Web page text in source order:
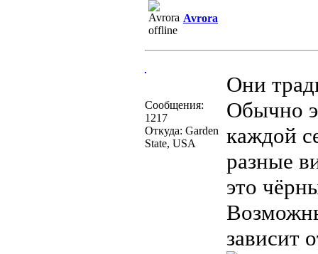
Avrora
Сообщения:
1217
Откуда: Garden
State, USA
Они
Обычно
каждой
разные
это
зависит